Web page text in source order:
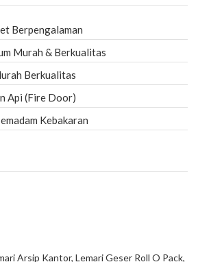
Berpengalaman
Murah & Berkualitas
Berkualitas
Api (Fire Door)
Kebakaran
Arsip Kantor, Lemari Geser Roll O Pack,